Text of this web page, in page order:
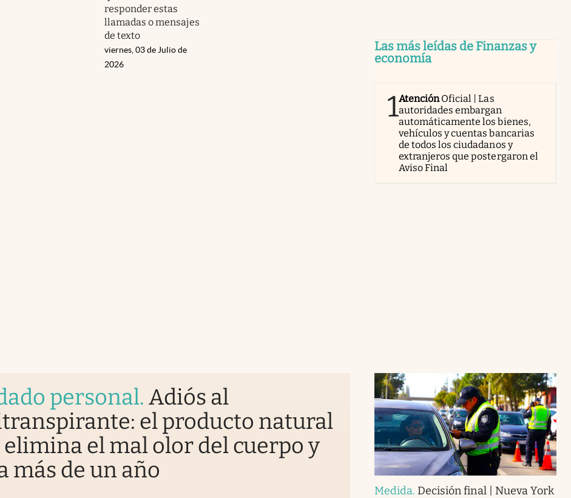
responder estas
llamadas o mensajes
de texto
viernes, 03 de Julio de
2026
Las más leídas de Finanzas y
economía
1AtenciónOficial | Las
autoridades embargan
automáticamente los bienes,
vehículos y cuentas bancarias
de todos los ciudadanos y
extranjeros que postergaron el
Aviso Final
personal. Adiós al
el producto natural
elimina el mal olor del cuerpo y
más de un año
Medida. Decisión final | Nueva York